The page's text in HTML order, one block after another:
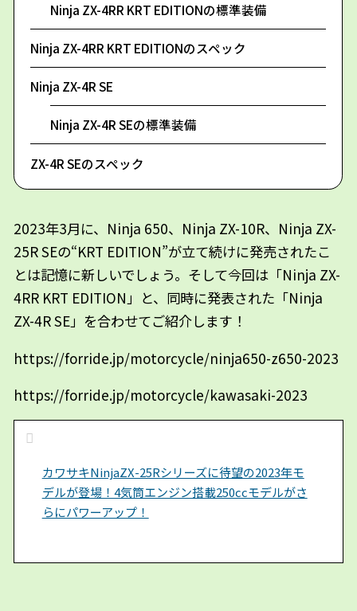
Ninja ZX-4RR KRT EDITIONの標準装備
Ninja ZX-4RR KRT EDITIONのスペック
Ninja ZX-4R SE
Ninja ZX-4R SEの標準装備
ZX-4R SEのスペック
2023年3月に、Ninja 650、Ninja ZX-10R、Ninja ZX-
25R SEの“KRT EDITION”が立て続けに発売されたこ
とは記憶に新しいでしょう。そして今回は「Ninja ZX-
4RR KRT EDITION」と、同時に発表された「Ninja
ZX-4R SE」を合わせてご紹介します！
https://forride.jp/motorcycle/ninja650-z650-2023
https://forride.jp/motorcycle/kawasaki-2023
カワサキNinjaZX-25Rシリーズに待望の2023年モ
デルが登場！4気筒エンジン搭載250ccモデルがさ
らにパワーアップ！